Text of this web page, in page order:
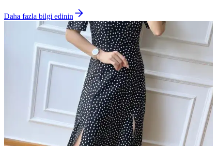
Daha fazla bilgi edinin